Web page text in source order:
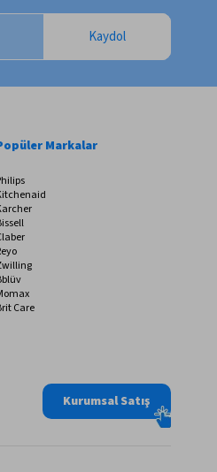
Kaydol
Markalar
Care
Kurumsal Satış